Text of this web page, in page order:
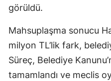
görüldü.
Mahsuplaşma sonucu
milyon TL’lik fark,
Süreç, Belediye
tamamlandı ve meclis